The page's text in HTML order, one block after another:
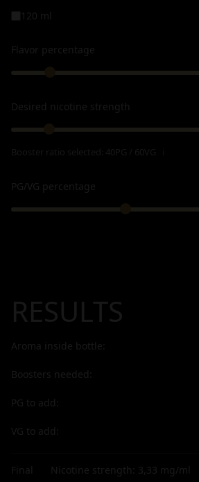
120 ml
Flavor percentage
Desired nicotine strength
PG/VG percentage
RESULTS
Aroma inside bottle:
Boosters needed:
PG to add:
VG to add:
Final
Nicotine strength: 3,33 mg/ml